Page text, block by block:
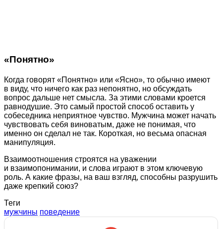
«Понятно»
Когда говорят «Понятно» или «Ясно», то обычно имеют
в виду, что ничего как раз непонятно, но обсуждать
вопрос дальше нет смысла. За этими словами кроется
равнодушие. Это самый простой способ оставить у
собеседника неприятное чувство. Мужчина может начать
чувствовать себя виноватым, даже не понимая, что
именно он сделал не так. Короткая, но весьма опасная
манипуляция.
Взаимоотношения строятся на уважении
и взаимопонимании, и слова играют в этом ключевую
роль. А какие фразы, на ваш взгляд, способны разрушить
даже крепкий союз?
Теги
мужчины поведение